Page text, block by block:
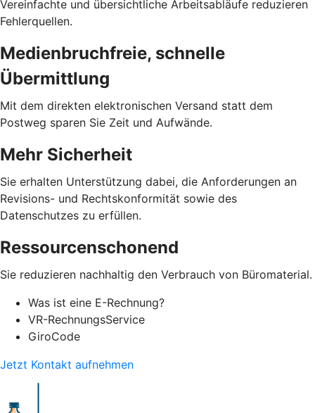
Vereinfachte und übersichtliche Arbeitsabläufe reduzieren
Fehlerquellen.
Medienbruchfreie, schnelle
Übermittlung
Mit dem direkten elektronischen Versand statt dem
Postweg sparen Sie Zeit und Aufwände.
Mehr Sicherheit
Sie erhalten Unterstützung dabei, die Anforderungen an
Revisions- und Rechtskonformität sowie des
Datenschutzes zu erfüllen.
Ressourcenschonend
Sie reduzieren nachhaltig den Verbrauch von Büromaterial.
Was ist eine E-Rechnung?
VR-RechnungsService
GiroCode
Jetzt Kontakt aufnehmen